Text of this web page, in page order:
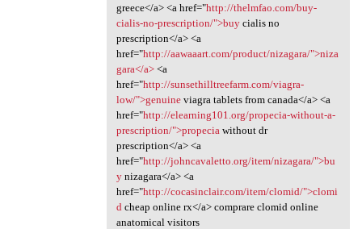
greece</a> <a href="http://thelmfao.com/buy-
cialis-no-prescription/">buycialis no
prescription</a> <a
href="http://aawaaart.com/product/nizagara/">niza
gara</a><a
href="http://sunsethilltreefarm.com/viagra-
low/">genuineviagra tablets from canada</a> <a
href="http://elearning101.org/propecia-without-a-
prescription/">propecia without dr
prescription</a> <a
href="http://johncavaletto.org/item/nizagara/">bu
ynizagara</a> <a
href="http://cocasinclair.com/item/clomid/">clomi
d cheap online rx</a> comprare clomid online
anatomical visitors